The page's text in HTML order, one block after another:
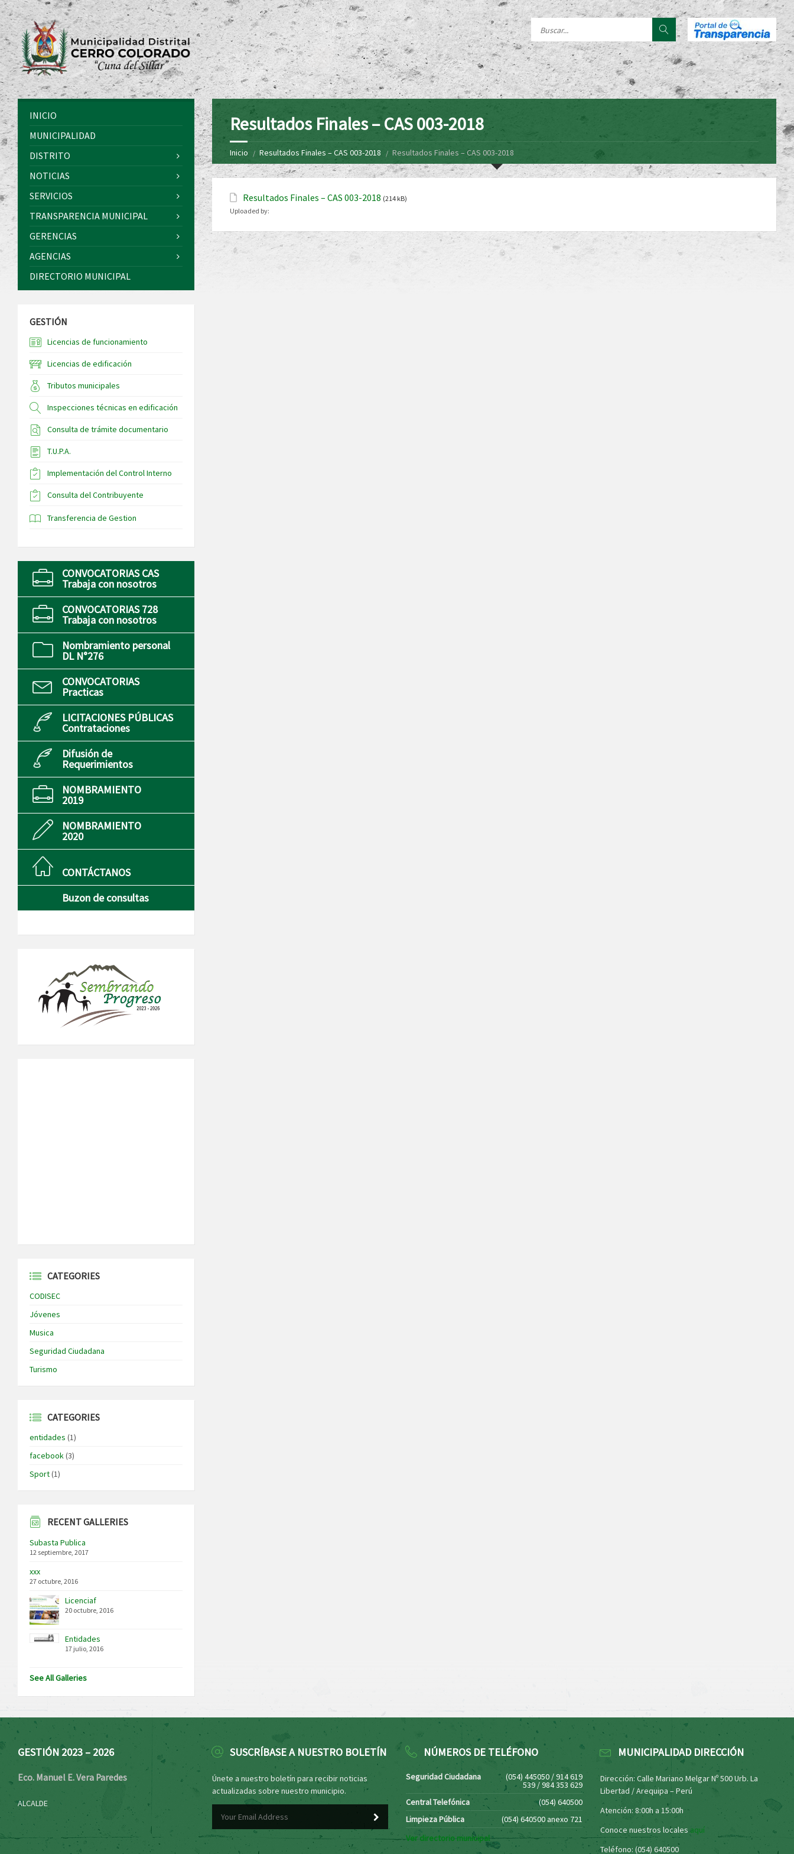
Resultados Finales – CAS 003-2018
Inicio Resultados Finales – CAS 003-2018 Resultados Finales – CAS 003-2018
Resultados Finales – CAS 003-2018 (214 kB)
Uploaded by:
INICIO
MUNICIPALIDAD
DISTRITO
NOTICIAS
SERVICIOS
TRANSPARENCIA MUNICIPAL
GERENCIAS
AGENCIAS
DIRECTORIO MUNICIPAL
GESTIÓN
Licencias de funcionamiento
Licencias de edificación
Tributos municipales
Inspecciones técnicas en edificación
Consulta de trámite documentario
T.U.P.A.
Implementación del Control Interno
Consulta del Contribuyente
Transferencia de Gestion
CONVOCATORIAS CAS
Trabaja con nosotros
CONVOCATORIAS 728
Trabaja con nosotros
Nombramiento personal
DL N°276
CONVOCATORIAS
Practicas
LICITACIONES PÚBLICAS
Contrataciones
Difusión de
Requerimientos
NOMBRAMIENTO
2019
NOMBRAMIENTO
2020
CONTÁCTANOS
Buzon de consultas
CATEGORIES
CODISEC
Jóvenes
Musica
Seguridad Ciudadana
Turismo
CATEGORIES
entidades (1)
facebook(3)
Sport(1)
RECENT GALLERIES
Subasta Publica
12 septiembre, 2017
xxx
27 octubre, 2016
Licenciaf
20 octubre, 2016
Entidades
17 julio, 2016
See All Galleries
GESTIÓN 2023 – 2026
Eco. Manuel E. Vera Paredes
ALCALDE
SUSCRÍBASE A NUESTRO BOLETÍN
Únete a nuestro boletín para recibir noticias
actualizadas sobre nuestro municipio.
NÚMEROS DE TELÉFONO
Seguridad Ciudadana (054) 445050 / 914 619
539 / 984 353 629
Central Telefónica
(054) 640500
Limpieza Pública
(054) 640500 anexo 721
Ver directorio municipal
MUNICIPALIDAD DIRECCIÓN
Dirección: Calle Mariano Melgar Nº 500 Urb. La
Libertad / Arequipa – Perú
Atención: 8:00h a 15:00h
Conoce nuestros locales aquí
Teléfono: (054) 640500